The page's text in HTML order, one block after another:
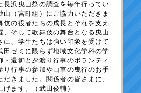
長浜曳山祭の調査を毎年行ってい
山（宮町組）にご協力いただきま
伎の役者たちの成長とそれを支え
、そして歌舞伎の舞台となる曳山
に、学生たちは強い印象を受けて
田ゼミに限らず地域文化学科の学
・還御と夕渡り行事のボランティ
り行事の参加や山車の曳行のお手
だきました。関係者の皆さまに、
げます。（武田俊輔）